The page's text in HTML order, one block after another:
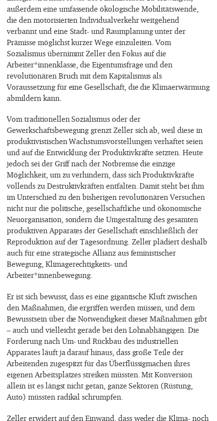
außerdem eine umfassende ökologische Mobilitätswende,
die den motorisierten Individualverkehr weitgehend
verbannt und eine Stadt- und Raumplanung unter der
Prämisse möglichst kurzer Wege einzuleiten. Vom
Sozialismus übernimmt Zeller den Fokus auf die
Arbeiter*innenklasse, die Eigentumsfrage und den
revolutionären Bruch mit dem Kapitalismus als
Voraussetzung für eine Gesellschaft, die die Klimaerwärmung
abmildern kann.
Vom traditionellen Sozialismus oder der
Gewerkschaftsbewegung grenzt Zeller sich ab, weil diese in
produktivistischen Wachstumsvorstellungen verhaftet seien
und auf die Entwicklung der Produktivkräfte setzten. Heute
jedoch sei der Griff nach der Notbremse die einzige
Möglichkeit, um zu verhindern, dass sich Produktivkräfte
vollends zu Destruktivkräften entfalten. Damit steht bei ihm
im Unterschied zu den bisherigen revolutionären Versuchen
nicht nur die politische, gesellschaftliche und ökonomische
Neuorganisation, sondern die Umgestaltung des gesamten
produktiven Apparates der Gesellschaft einschließlich der
Reproduktion auf der Tagesordnung. Zeller plädiert deshalb
auch für eine strategische Allianz aus feministischer
Bewegung, Klimagerechtigkeits- und
Arbeiter*innenbewegung.
Er ist sich bewusst, dass es eine gigantische Kluft zwischen
den Maßnahmen, die ergriffen werden müssen, und dem
Bewusstsein über die Notwendigkeit dieser Maßnahmen gibt
– auch und vielleicht gerade bei den Lohnabhängigen. Die
Forderung nach Um- und Rückbau des industriellen
Apparates läuft ja darauf hinaus, dass große Teile der
Arbeitenden zugespitzt für das Überflüssigmachen ihres
eigenen Arbeitsplatzes streiken müssten. Mit Konversion
allein ist es längst nicht getan, ganze Sektoren (Rüstung,
Auto) müssten radikal schrumpfen.
Zeller erwidert auf den Einwand, dass weder die Klima- noch